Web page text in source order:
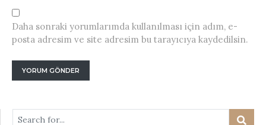
Daha sonraki yorumlarımda kullanılması için adım, e-
posta adresim ve site adresim bu tarayıcıya kaydedilsin.